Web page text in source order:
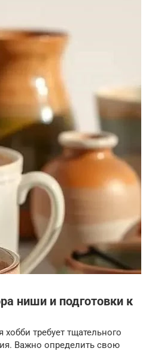
ниши и подготовки к
требует тщательного
Важно определить свою